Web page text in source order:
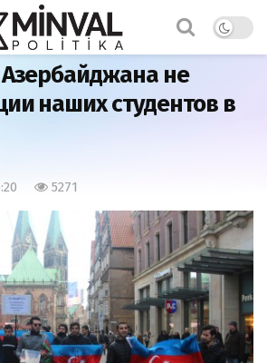
Азербайджана не
наших студентов в
5271